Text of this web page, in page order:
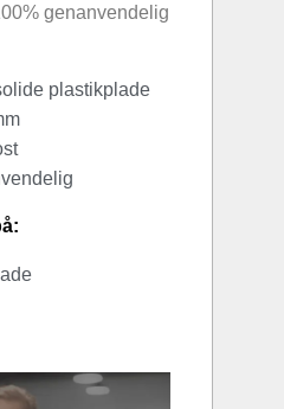
genanvendelig
plastikplade